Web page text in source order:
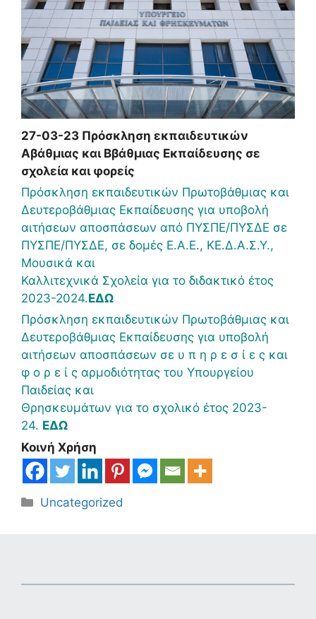
27-03-23 Πρόσκληση εκπαιδευτικών
Αβάθμιας και Ββάθμιας Εκπαίδευσης σε
σχολεία και φορείς
Πρόσκληση εκπαιδευτικών Πρωτοβάθμιας και
Δευτεροβάθμιας Εκπαίδευσης για υποβολή
αιτήσεων αποσπάσεων από ΠΥΣΠΕ/ΠΥΣΔΕ σε
ΠΥΣΠΕ/ΠΥΣΔΕ, σε δομές Ε.Α.Ε., ΚΕ.Δ.Α.Σ.Υ.,
Μουσικά και
Καλλιτεχνικά Σχολεία για το διδακτικό έτος
2023-2024.ΕΔΩ
Πρόσκληση εκπαιδευτικών Πρωτοβάθμιας και
Δευτεροβάθμιας Εκπαίδευσης για υποβολή
αιτήσεων αποσπάσεων σε υ π η ρ ε σ ί ε ς και
φ ο ρ ε ί ς αρμοδιότητας του Υπουργείου
Παιδείας και
Θρησκευμάτων για το σχολικό έτος 2023-
24. ΕΔΩ
Κοινή Χρήση
Κατηγορίες
Uncategorized